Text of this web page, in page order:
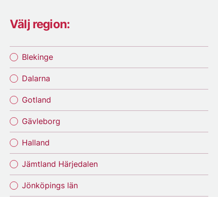
Välj region:
Blekinge
Dalarna
Gotland
Gävleborg
Halland
Jämtland Härjedalen
Jönköpings län